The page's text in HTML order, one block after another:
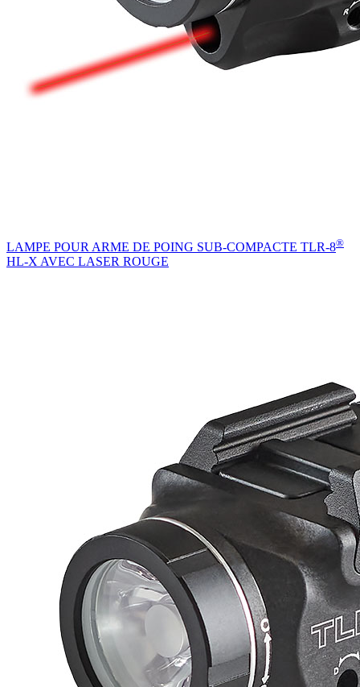
LAMPE POUR ARME DE POING SUB-COMPACTE TLR-8®
HL-X AVEC LASER ROUGE